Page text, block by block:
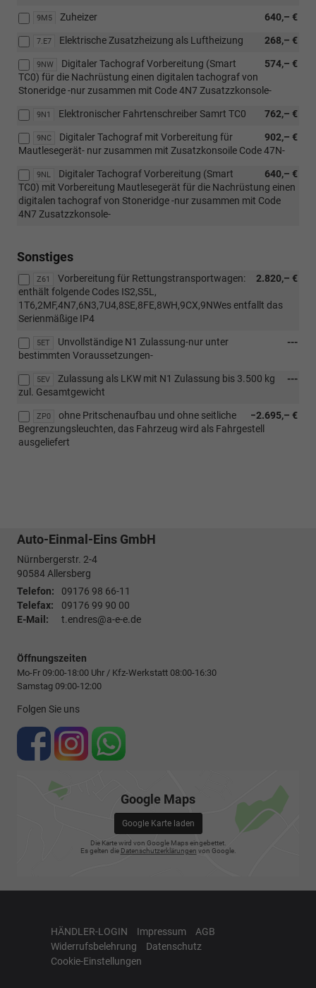
9M5 640,– €
Zuheizer
7.E7 268,– €
Elektrische Zusatzheizung als Luftheizung
9NW 574,– €
Digitaler Tachograf Vorbereitung (Smart
TC0) für die Nachrüstung einen digitalen tachograf von
Stoneridge -nur zusammen mit Code 4N7 Zusatzzkonsole-
9N1 762,– €
Elektronischer Fahrtenschreiber Samrt TC0
9NC 902,– €
Digitaler Tachograf mit Vorbereitung für
Mautlesegerät- nur zusammen mit Zusatzkonsoile Code 47N-
9NL 640,– €
Digitaler Tachograf Vorbereitung (Smart
TC0) mit Vorbereitung Mautlesegerät für die Nachrüstung einen
digitalen tachograf von Stoneridge -nur zusammen mit Code
4N7 Zusatzzkonsole-
Sonstiges
Z61 2.820,– €
Vorbereitung für Rettungstransportwagen:
enthält folgende Codes IS2,S5L,
1T6,2MF,4N7,6N3,7U4,8SE,8FE,8WH,9CX,9NWes entfallt das
Serienmäßige IP4
5ET ---
Unvollständige N1 Zulassung-nur unter
bestimmten Voraussetzungen-
5EV ---
Zulassung als LKW mit N1 Zulassung bis 3.500 kg
zul. Gesamtgewicht
ZP0 −2.695,– €
ohne Pritschenaufbau und ohne seitliche
Begrenzungsleuchten, das Fahrzeug wird als Fahrgestell
ausgeliefert
Auto-Einmal-Eins GmbH
Nürnbergerstr. 2-4
90584Allersberg
Telefon:
09176 98 66-11
Telefax:
09176 99 90 00
E-Mail:
t.endres@a-e-e.de
Öffnungszeiten
Mo-Fr 09:00-18:00 Uhr / Kfz-Werkstatt 08:00-16:30
Samstag 09:00-12:00
Folgen Sie uns
Google Maps
Google Karte laden
Die Karte wird von Google Maps eingebettet.
Es gelten die Datenschutzerklärungen von Google.
HÄNDLER-LOGIN Impressum
AGB
Widerrufsbelehrung
Datenschutz
Cookie-Einstellungen